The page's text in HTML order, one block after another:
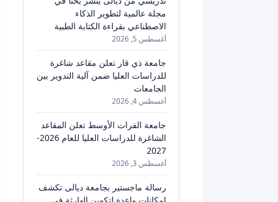
مجلة عالمية لتطوير الذكاء
الاصطناعي بقراءة الكتابة الطبية
أغسطس 5, 2026
جامعة ذي قار تعلن مقاعد شاغرة
للدراسات العليا ضمن آلية التدوير بين
الجامعات
أغسطس 4, 2026
جامعة الفرات الأوسط تعلن المقاعد
الشاغرة للدراسات العليا للعام 2026-
2027
أغسطس 3, 2026
رسالة ماجستير بجامعة ديالى تكشف